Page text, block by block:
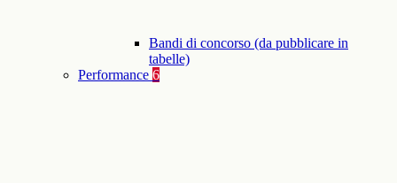
Bandi di concorso (da pubblicare in
tabelle)
Performance 6